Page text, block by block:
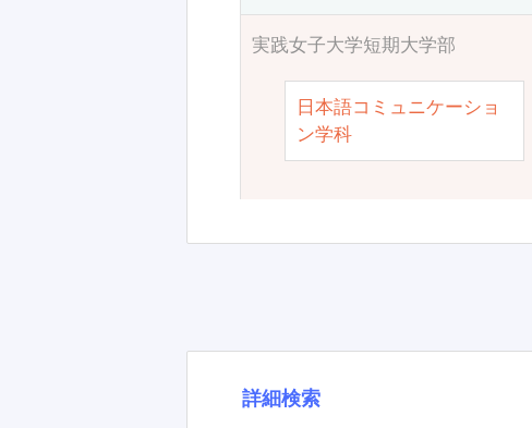
実践女子大学短期大学部
日本語コミュニケーショ
ン学科
詳細検索